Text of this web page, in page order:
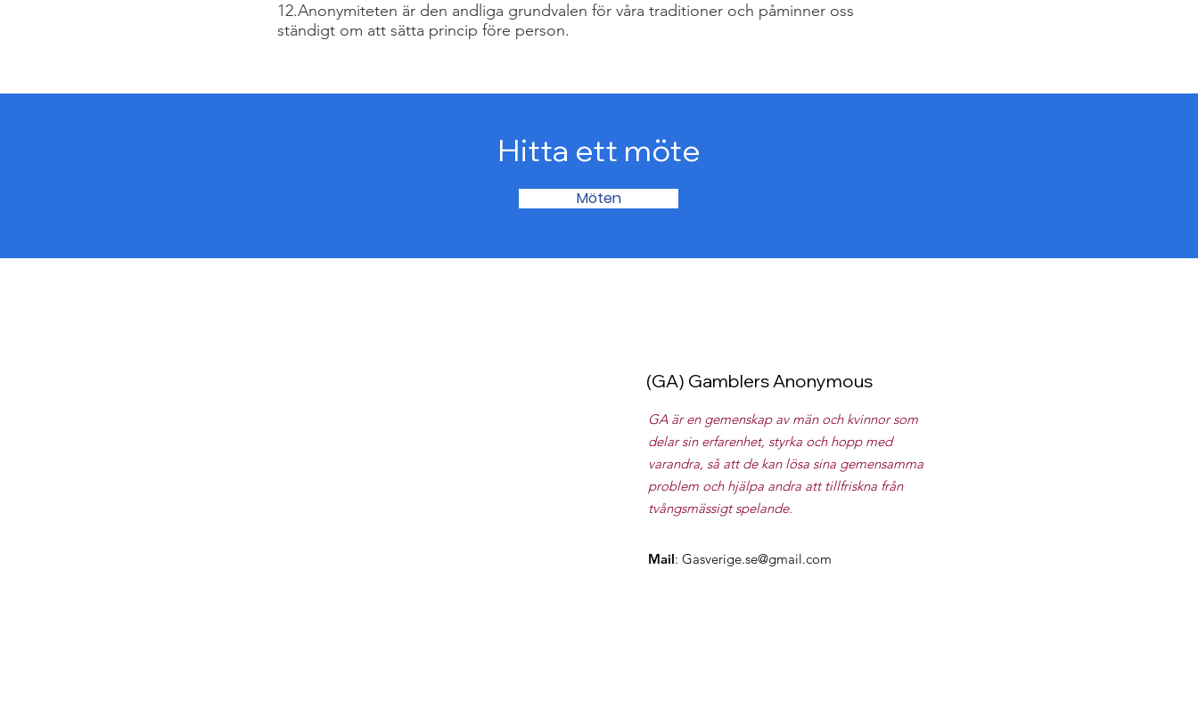
12.Anonymiteten är den andliga grundvalen för våra traditioner och påminner oss
ständigt om att sätta princip före person.
Hitta ett möte
Möten
(GA) Gamblers Anonymous
GA är en gemenskap av män och kvinnor som
delar sin erfarenhet, styrka och hopp med
varandra, så att de kan lösa sina gemensamma
problem och hjälpa andra att tillfriskna från
tvångsmässigt spelande.
Mail: Gasverige.se@gmail.com